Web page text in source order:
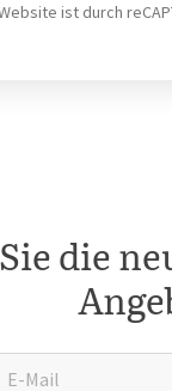
ist durch
die